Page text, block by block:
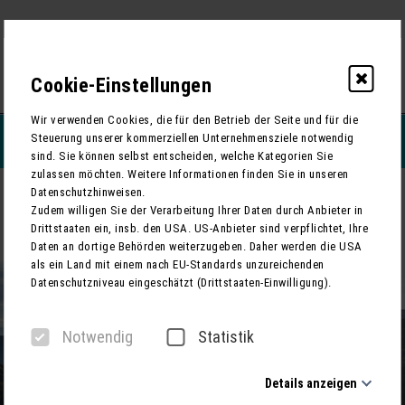
REISEFILTERN
Steiermark Genussreise – Kulinarik & Lebenslust in Österreich
Cookie-Einstellungen
Wir verwenden Cookies, die für den Betrieb der Seite und für die
Steuerung unserer kommerziellen Unternehmensziele notwendig
sind. Sie können selbst entscheiden, welche Kategorien Sie
zulassen möchten. Weitere Informationen finden Sie in unseren
Datenschutzhinweisen.
Zudem willigen Sie der Verarbeitung Ihrer Daten durch Anbieter in
Drittstaaten ein, insb. den USA. US-Anbieter sind verpflichtet, Ihre
Daten an dortige Behörden weiterzugeben. Daher werden die USA
als ein Land mit einem nach EU-Standards unzureichenden
Datenschutzniveau eingeschätzt (Drittstaaten-Einwilligung).
Notwendig Statistik
Details anzeigen